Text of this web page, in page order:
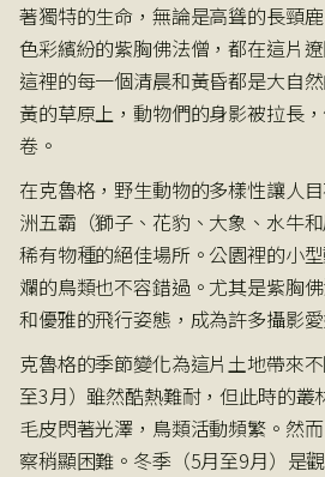
著獨特的生命，無論是高聳的長頸
色彩繽紛的紫胸佛法僧，都在這片
這裡的每一個清晨和黃昏都是大自
黃的草原上，動物們的身影被拉長
卷。
在克魯格，野生動物的多樣性讓人
洲五霸（獅子、花豹、大象、水牛
稀有物種的絕佳場所。公園裡的小
斕的鳥類也不容錯過。尤其是紫胸
和優雅的飛行姿態，成為許多攝影
克魯格的季節變化為這片土地帶來
至3月）雖然酷熱難耐，但此時的叢
毛皮閃著光澤，鳥類活動頻繁。然
察稍顯困難。冬季（5月至9月）是